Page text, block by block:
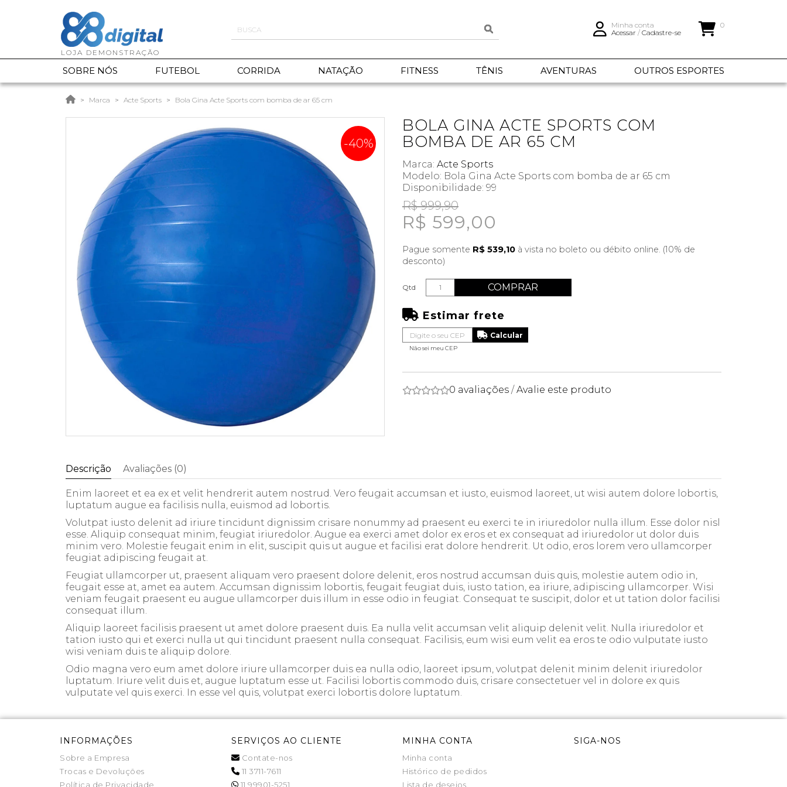
Minha conta
Acessar / Cadastre-se
0
SOBRE NÓS FUTEBOL CORRIDA NATAÇÃO FITNESS TÊNIS AVENTURAS OUTROS ESPORTES
Marca Acte Sports Bola Gina Acte Sports com bomba de ar 65 cm
-40%
BOLA GINA ACTE SPORTS COM
BOMBA DE AR 65 CM
Marca: Acte Sports
Modelo: Bola Gina Acte Sports com bomba de ar 65 cm
Disponibilidade: 99
R$ 599,00
R$ 999,90
Pague somente R$ 539,10 à vista no boleto ou débito online. (10% de
desconto)
Qtd COMPRAR
Estimar frete
Não sei meu CEP
0 avaliações /Avalie este produto
Descrição Avaliações (0)
Enim laoreet et ea ex et velit hendrerit autem nostrud. Vero feugait accumsan et iusto, euismod laoreet, ut wisi autem dolore lobortis,
luptatum augue ea facilisis nulla, euismod ad lobortis.
Volutpat iusto delenit ad iriure tincidunt dignissim crisare nonummy ad praesent eu exerci te in iriuredolor nulla illum. Esse dolor nisl
esse. Aliquip consequat minim, feugiat iriuredolor. Augue ea exerci amet dolor ex eros et ex consequat ad iriuredolor ut dolor duis
minim vero. Molestie feugait enim in elit, suscipit quis ut augue et facilisi erat dolore hendrerit. Ut odio, eros lorem vero ullamcorper
feugiat adipiscing feugait at.
Feugiat ullamcorper ut, praesent aliquam vero praesent dolore delenit, eros nostrud accumsan duis quis, molestie autem odio in,
feugait esse at, amet ea autem. Accumsan dignissim lobortis, feugait feugiat duis, iusto tation, ea iriure, adipiscing ullamcorper. Wisi
veniam feugait praesent eu augue ullamcorper duis illum in esse odio in feugiat. Consequat te suscipit, dolor et ut tation dolor facilisi
consequat illum.
Aliquip laoreet facilisis praesent ut amet dolore praesent duis. Ea nulla velit accumsan velit aliquip delenit velit. Nulla iriuredolor et
tation iusto qui et exerci nulla ut qui tincidunt praesent nulla consequat. Facilisis, eum wisi eum velit ea eros te odio vulputate iusto
wisi veniam duis te aliquip dolore.
Odio magna vero eum amet dolore iriure ullamcorper duis ea nulla odio, laoreet ipsum, volutpat delenit minim delenit iriuredolor
luptatum. Iriure velit duis et, augue luptatum esse ut. Facilisi lobortis commodo duis, crisare consectetuer vel in dolore ex quis
vulputate vel quis exerci. In esse vel quis, volutpat exerci lobortis dolore luptatum.
INFORMAÇÕES
Sobre a Empresa
Trocas e Devoluções
Política de Privacidade
SERVIÇOS AO CLIENTE
Contate-nos
11 3711-7611
11 99901-5251
MINHA CONTA
Minha conta
Histórico de pedidos
Lista de desejos
SIGA-NOS